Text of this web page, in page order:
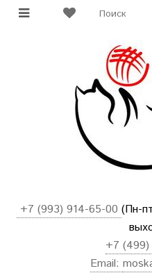
+7 (993) 914-65-00 (Пн-
+7
Email: